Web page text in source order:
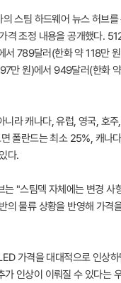
스팀 하드웨어 뉴스 허브
격 조정 내용을 공개했다.
서 789달러(한화 약 118만
만 원)에서 949달러(한화
니라 캐나다, 유럽, 영국, 호
폴란드는 최소 25%, 캐나
다.
는 "스팀덱 자체에는 변경 사
의 물류 상황을 반영해 가격
가격을 대대적으로 인상
가 인상이 이뤄질 수 있다는